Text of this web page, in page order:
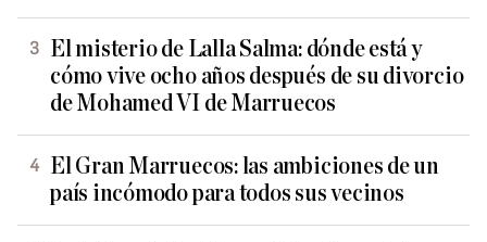
El misterio de Lalla Salma: dónde está y
cómo vive ocho años después de su divorcio
de Mohamed VI de Marruecos
El Gran Marruecos: las ambiciones de un
país incómodo para todos sus vecinos